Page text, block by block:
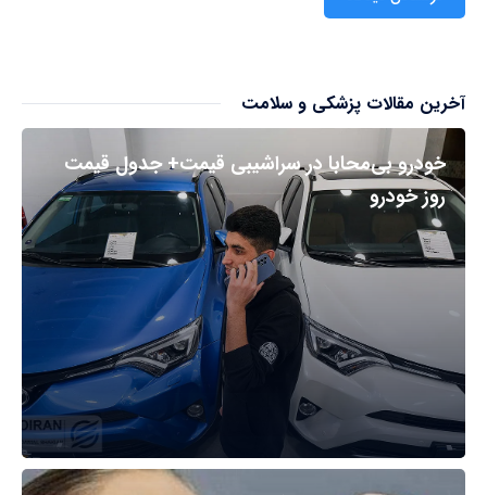
آخرین مقالات پزشکی و سلامت
خودرو بی‌محابا در سراشیبی قیمت+ جدول قیمت
روز خودرو